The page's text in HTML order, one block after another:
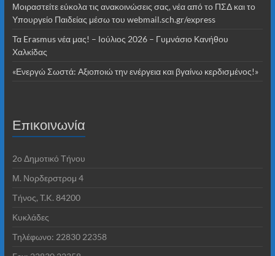
Μοιραστείτε εύκολα τις ανακοινώσεις σας, νέα από το ΠΣΔ και το
Υπουργείο Παιδείας μέσω του webmail.sch.gr/express
Τα Erasmus νέα μας! – Ιούλιος 2026 – Γυμνάσιο Κανήθου
Χαλκίδας
«Ενεργώ Σωστά: Αξιοποιώ την ενέργεια και βγαίνω κερδισμένος!»
Επικοινωνία
2o Δημοτικό Τήνου
Μ. Νορδερστρομ 4
Τήνος, T.K. 84200
Κυκλάδες
Τηλέφωνο: 22830 22358